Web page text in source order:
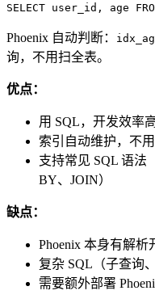
SELECT user_id, age
Phoenix 自动判断：
询，不用扫全表。
优点：
用 SQL，开发效率
索引自动维护，不
支持常见 SQL 语法
BY、JOIN）
缺点：
Phoenix 本身有解析
复杂 SQL（子查询
需要额外部署